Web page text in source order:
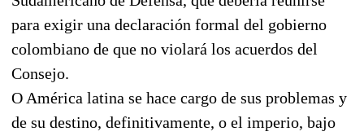
para exigir una declaración formal del gobierno
colombiano de que no violará los acuerdos del
Consejo.
O América latina se hace cargo de sus problemas y
de su destino, definitivamente, o el imperio, bajo